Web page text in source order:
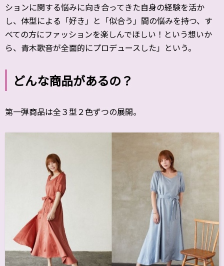
ションに関する悩みに向き合ってきた自身の経験を活か
し、体型による「好き」と「似合う」間の悩みを持つ、す
べての方にファッションを楽しんでほしい！という想いか
ら、青木歌音が全面的にプロデュースした」という。
どんな商品があるの？
第一弾商品は全３型２色ずつの展開。